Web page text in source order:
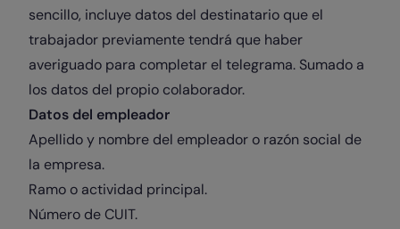
sencillo, incluye datos del destinatario que el
trabajador previamente tendrá que haber
averiguado para completar el telegrama. Sumado a
los datos del propio colaborador.
Datos del empleador
Apellido y nombre del empleador o razón social de
la empresa.
Ramo o actividad principal.
Número de CUIT.